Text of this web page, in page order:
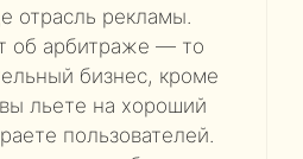
отрасль рекламы.
об арбитраже — то
бизнес, кроме
льете на хороший
пользователей.